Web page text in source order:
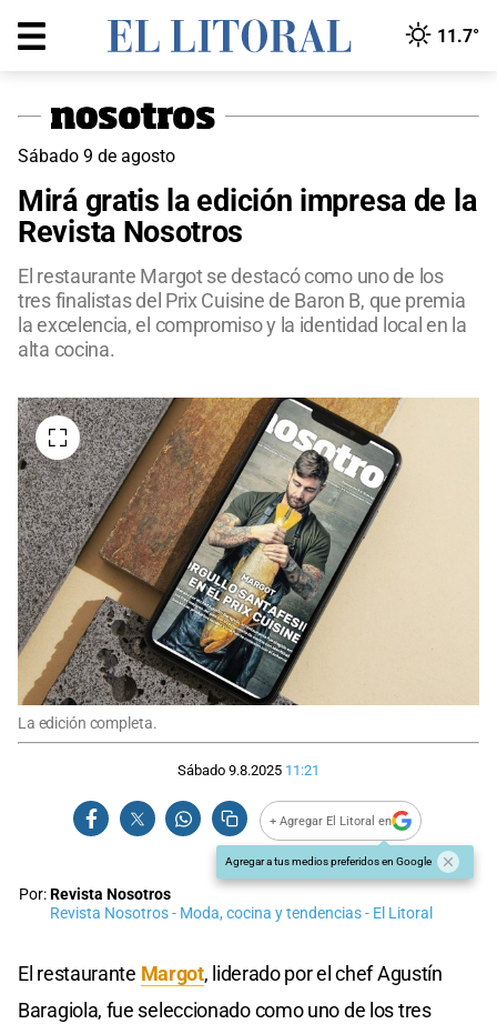
11.7°
Sábado 9 de agosto
Mirá gratis la edición impresa de la
Revista Nosotros
El restaurante Margot se destacó como uno de los
tres finalistas del Prix Cuisine de Baron B, que premia
la excelencia, el compromiso y la identidad local en la
alta cocina.
La edición completa.
Sábado 9.8.2025 11:21
+ Agregar El Litoral en
Agregar a tus medios preferidos en Google
Por:Revista Nosotros
Revista Nosotros - Moda, cocina y tendencias - El Litoral
El restaurante Margot, liderado por el chef Agustín
Baragiola, fue seleccionado como uno de los tres